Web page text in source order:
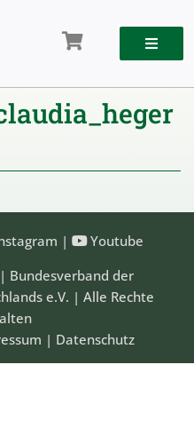
|
Youtube
Bundesverband der
e.V. | Alle Rechte
| Datenschutz